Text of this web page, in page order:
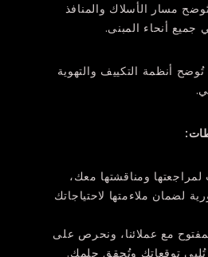
مسار الأسلاك والمنافذ
جميع أنحاء المبنى.
تُوضح أنظمة التكييف والتهوية
:
ومناقشتها معك،
لضمان ملاءمتها لاحتياجاتك
مع عملائنا، ونحرص على
توقعاتك وتُحقق حلمك.